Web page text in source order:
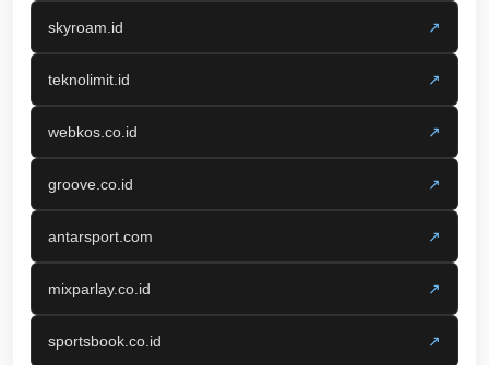
skyroam.id ↗
teknolimit.id ↗
webkos.co.id ↗
groove.co.id ↗
antarsport.com ↗
mixparlay.co.id ↗
sportsbook.co.id ↗